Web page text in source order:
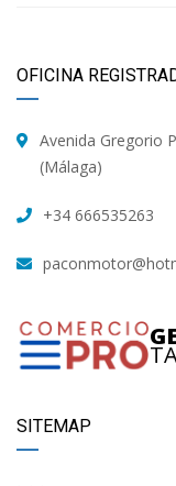
OFICINA
Avenida Gregorio
(Málaga)
+34 666535263
SITEMAP